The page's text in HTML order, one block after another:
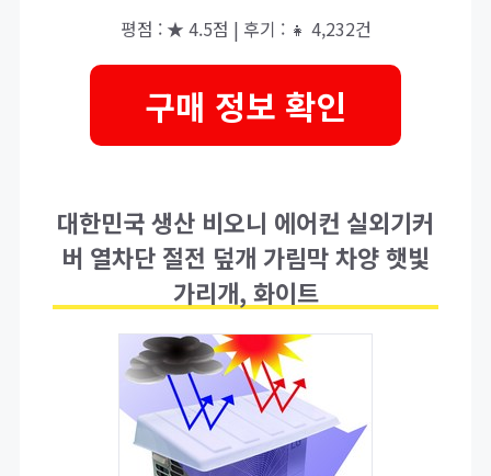
평점 : ★ 4.5점 | 후기 : 👧 4,232건
구매 정보 확인
대한민국 생산 비오니 에어컨 실외기커
버 열차단 절전 덮개 가림막 차양 햇빛
가리개, 화이트